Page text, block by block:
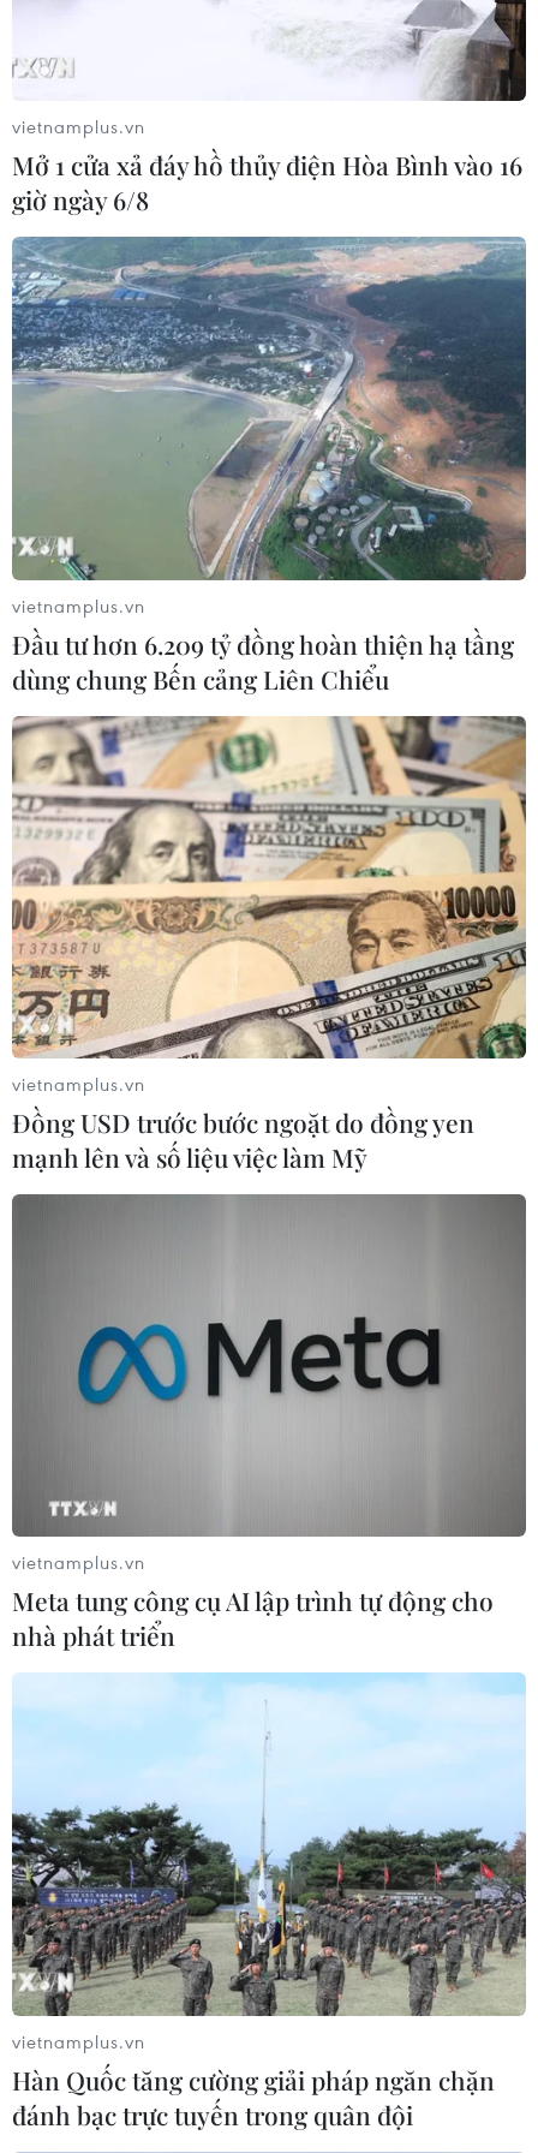
Mỹ cấm Anh chia sẻ thông tin tình báo
cho Ukraine
05/03/2025 08:26
Tất cả các cơ quan tình báo và kênh quân sự của Anh
đã được chỉ thị phải hạn chế chia sẻ thông tin tình báo
có nguồn gốc từ Mỹ, vốn trước đây đều được gắn mác
“có thể chia sẻ với Ukraine."
vietnamplus.vn
Mở 1 cửa xả đáy hồ thủy điện Hòa Bình vào 16
giờ ngày 6/8
vietnamplus.vn
Đầu tư hơn 6.209 tỷ đồng hoàn thiện hạ tầng
dùng chung Bến cảng Liên Chiểu
vietnamplus.vn
Đồng USD trước bước ngoặt do đồng yen
mạnh lên và số liệu việc làm Mỹ
vietnamplus.vn
Meta tung công cụ AI lập trình tự động cho
nhà phát triển
vietnamplus.vn
Hàn Quốc tăng cường giải pháp ngăn chặn
đánh bạc trực tuyến trong quân đội